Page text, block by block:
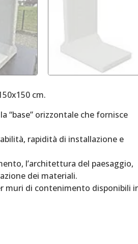
cm.
“base” orizzontale che fornisce
rapidità di installazione e
l’architettura del paesaggio,
dei materiali.
muri di contenimento disponibili